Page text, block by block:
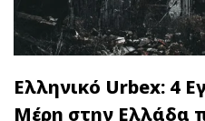
Ελληνικό Urbex: 4
Μέρη στην Ελλάδα